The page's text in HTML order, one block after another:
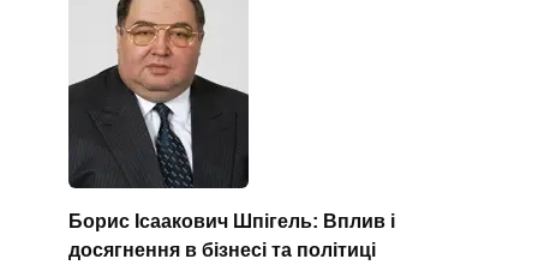
Борис Ісаакович Шпігель: Вплив і
досягнення в бізнесі та політиці